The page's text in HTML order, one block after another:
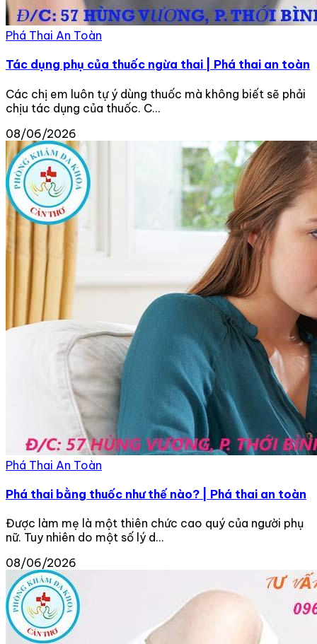
Phá Thai An Toàn
Tác dụng phụ của thuốc ngừa thai | Phá thai an toàn
Các chị em luôn tự ý dùng thuốc mà không biết sẽ phải
chịu tác dụng của thuốc. C...
08/06/2026
Phá Thai An Toàn
Phá thai bằng thuốc như thế nào? | Phá thai an toàn
Được làm mẹ là một thiên chức cao quý của người phụ
nữ. Tuy nhiên do một số lý d...
08/06/2026